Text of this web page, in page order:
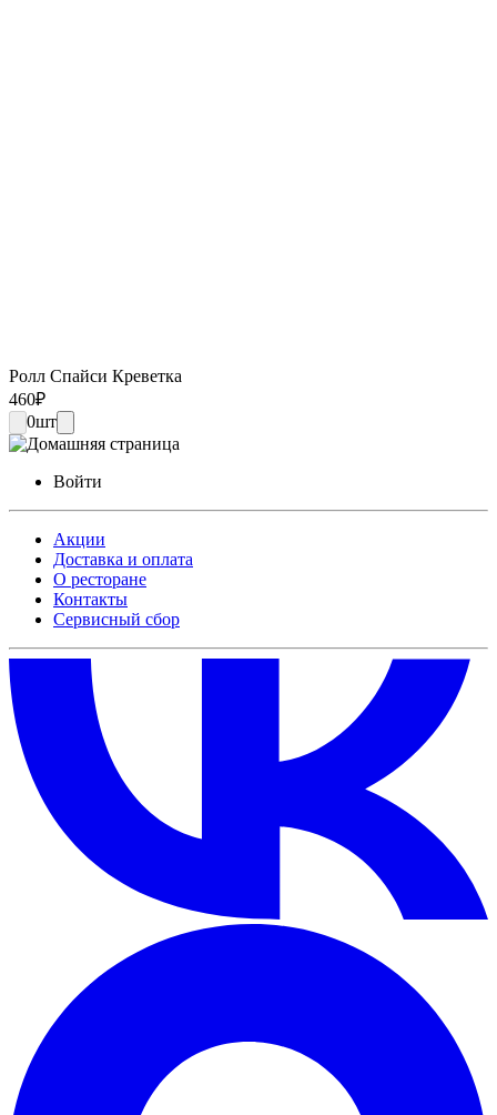
Ролл Спайси Креветка
460₽
0шт
Войти
Акции
Доставка и оплата
О ресторане
Контакты
Сервисный сбор